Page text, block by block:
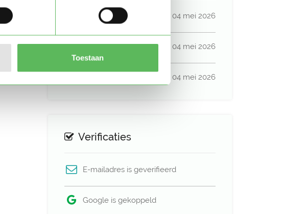
Toestaan
Laatste activiteit 04 mei 2026
Lid sinds 04 mei 2026
04 mei 2026
Verificaties
E-mailadres is geverifieerd
Google is gekoppeld